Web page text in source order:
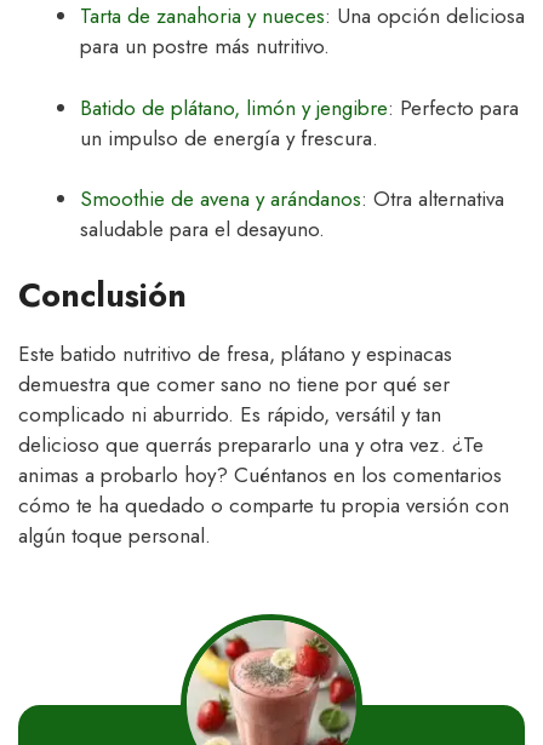
Tarta de zanahoria y nueces: Una opción deliciosa
para un postre más nutritivo.
Batido de plátano, limón y jengibre: Perfecto para
un impulso de energía y frescura.
Smoothie de avena y arándanos: Otra alternativa
saludable para el desayuno.
Conclusión
Este batido nutritivo de fresa, plátano y espinacas
demuestra que comer sano no tiene por qué ser
complicado ni aburrido. Es rápido, versátil y tan
delicioso que querrás prepararlo una y otra vez. ¿Te
animas a probarlo hoy? Cuéntanos en los comentarios
cómo te ha quedado o comparte tu propia versión con
algún toque personal.